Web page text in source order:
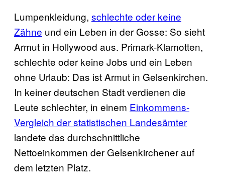
Lumpenkleidung, schlechte oder keine
Zähne und ein Leben in der Gosse: So sieht
Armut in Hollywood aus. Primark-Klamotten,
schlechte oder keine Jobs und ein Leben
ohne Urlaub: Das ist Armut in Gelsenkirchen.
In keiner deutschen Stadt verdienen die
Leute schlechter, in einem Einkommens-
Vergleich der statistischen Landesämter
landete das durchschnittliche
Nettoeinkommen der Gelsenkirchener auf
dem letzten Platz.